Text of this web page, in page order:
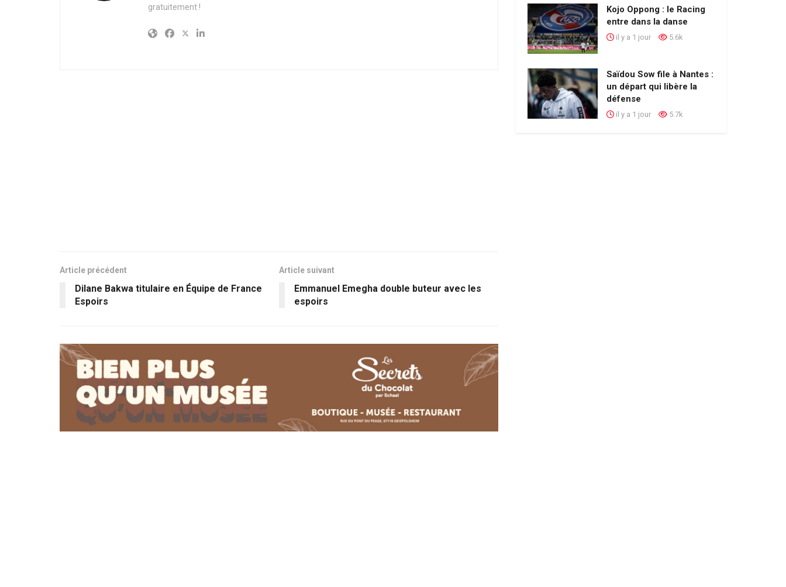
gratuitement !
Article précédent
Dilane Bakwa titulaire en Équipe de France
Espoirs
Article suivant
Emmanuel Emegha double buteur avec les
espoirs
Kojo Oppong : le Racing
entre dans la danse
il y a 1 jour 5.6k
Saïdou Sow file à Nantes :
un départ qui libère la
défense
il y a 1 jour 5.7k